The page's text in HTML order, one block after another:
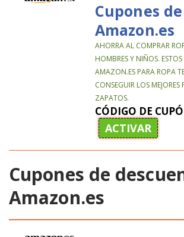
Cupones
Amazon.es
AHORRA AL COMPRAR
HOMBRES Y NIÑOS.
AMAZON.ES PARA ROPA
CONSEGUIR LOS MEJORES
ZAPATOS.
CÓDIGO DE
ACTIVAR
Cupones de
Amazon.es